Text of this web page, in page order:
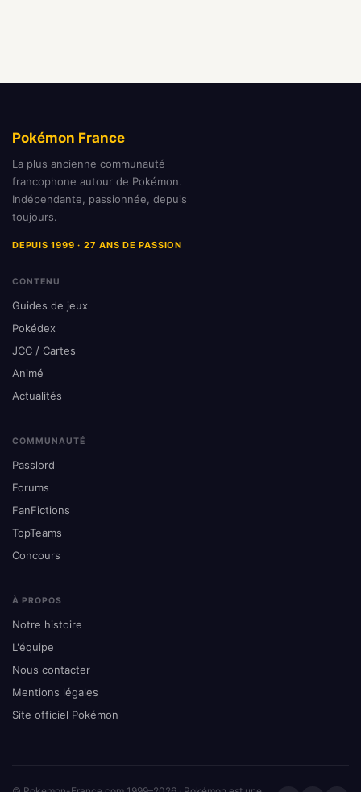
Pokémon France
La plus ancienne communauté
francophone autour de Pokémon.
Indépendante, passionnée, depuis
toujours.
DEPUIS 1999 · 27 ANS DE PASSION
CONTENU
Guides de jeux
Pokédex
JCC / Cartes
Animé
Actualités
COMMUNAUTÉ
Passlord
Forums
FanFictions
TopTeams
Concours
À PROPOS
Notre histoire
L'équipe
Nous contacter
Mentions légales
Site officiel Pokémon